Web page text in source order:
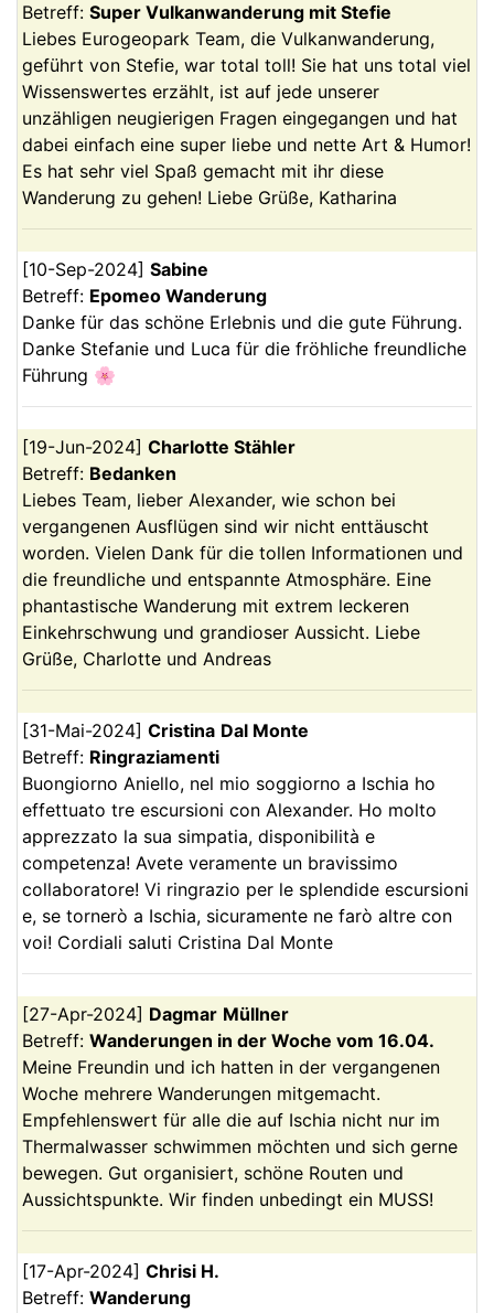
Betreff: Super Vulkanwanderung mit Stefie
Liebes Eurogeopark Team, die Vulkanwanderung,
geführt von Stefie, war total toll! Sie hat uns total viel
Wissenswertes erzählt, ist auf jede unserer
unzähligen neugierigen Fragen eingegangen und hat
dabei einfach eine super liebe und nette Art & Humor!
Es hat sehr viel Spaß gemacht mit ihr diese
Wanderung zu gehen! Liebe Grüße, Katharina
[10-Sep-2024] Sabine
Betreff: Epomeo Wanderung
Danke für das schöne Erlebnis und die gute Führung.
Danke Stefanie und Luca für die fröhliche freundliche
Führung 🌸
[19-Jun-2024] Charlotte Stähler
Betreff: Bedanken
Liebes Team, lieber Alexander, wie schon bei
vergangenen Ausflügen sind wir nicht enttäuscht
worden. Vielen Dank für die tollen Informationen und
die freundliche und entspannte Atmosphäre. Eine
phantastische Wanderung mit extrem leckeren
Einkehrschwung und grandioser Aussicht. Liebe
Grüße, Charlotte und Andreas
[31-Mai-2024] Cristina Dal Monte
Betreff: Ringraziamenti
Buongiorno Aniello, nel mio soggiorno a Ischia ho
effettuato tre escursioni con Alexander. Ho molto
apprezzato la sua simpatia, disponibilità e
competenza! Avete veramente un bravissimo
collaboratore! Vi ringrazio per le splendide escursioni
e, se tornerò a Ischia, sicuramente ne farò altre con
voi! Cordiali saluti Cristina Dal Monte
[27-Apr-2024] Dagmar Müllner
Betreff: Wanderungen in der Woche vom 16.04.
Meine Freundin und ich hatten in der vergangenen
Woche mehrere Wanderungen mitgemacht.
Empfehlenswert für alle die auf Ischia nicht nur im
Thermalwasser schwimmen möchten und sich gerne
bewegen. Gut organisiert, schöne Routen und
Aussichtspunkte. Wir finden unbedingt ein MUSS!
[17-Apr-2024] Chrisi H.
Betreff: Wanderung